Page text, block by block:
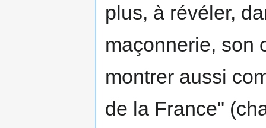
plus, à révéler,
maçonnerie, son
montrer aussi
de la France"